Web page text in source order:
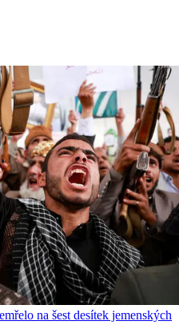
na šest desítek jemenských